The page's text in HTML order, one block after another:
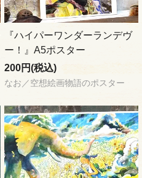
『ハイパーワンダーランデヴ
ー！』A5ポスター
200円(税込)
なお／空想絵画物語のポスター